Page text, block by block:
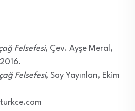
Felsefesi, Çev. Ayşe Meral,
Felsefesi, Say Yayınları, Ekim